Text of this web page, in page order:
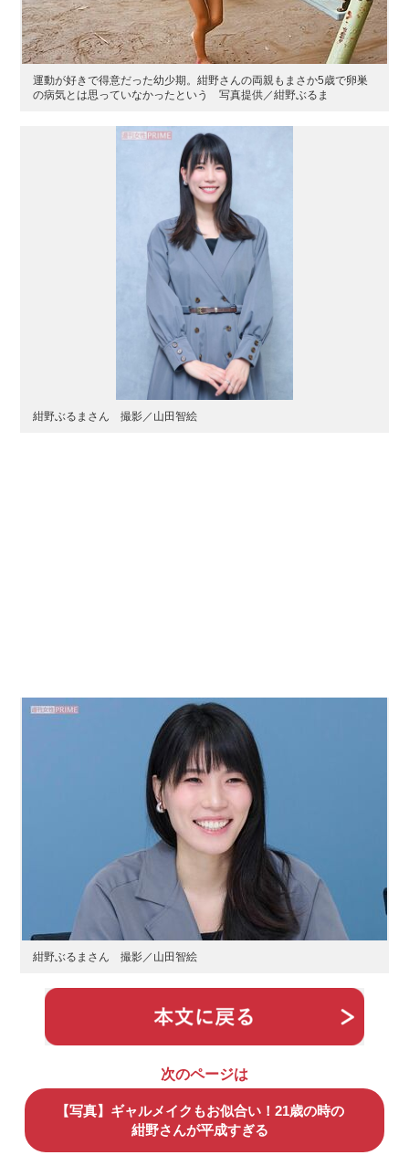
運動が好きで得意だった幼少期。紺野さんの両親もまさか5歳で卵巣
の病気とは思っていなかったという 写真提供／紺野ぶるま
紺野ぶるまさん 撮影／山田智絵
紺野ぶるまさん 撮影／山田智絵
次のページは
【写真】ギャルメイクもお似合い！21歳の時の
紺野さんが平成すぎる